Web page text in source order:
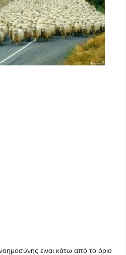
ειναι κάτω από το όριο